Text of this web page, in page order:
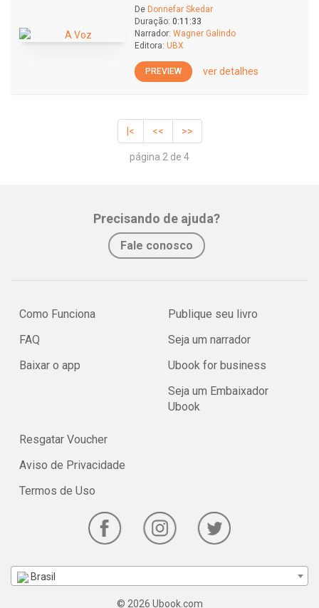
De Donnefar Skedar
Duração: 0:11:33
Narrador: Wagner Galindo
Editora: UBX
PREVIEW ver detalhes
|< << >>
página 2 de 4
Precisando de ajuda?
Fale conosco
Como Funciona
FAQ
Baixar o app
Publique seu livro
Seja um narrador
Ubook for business
Seja um Embaixador
Ubook
Resgatar Voucher
Aviso de Privacidade
Termos de Uso
Brasil
© 2026 Ubook.com